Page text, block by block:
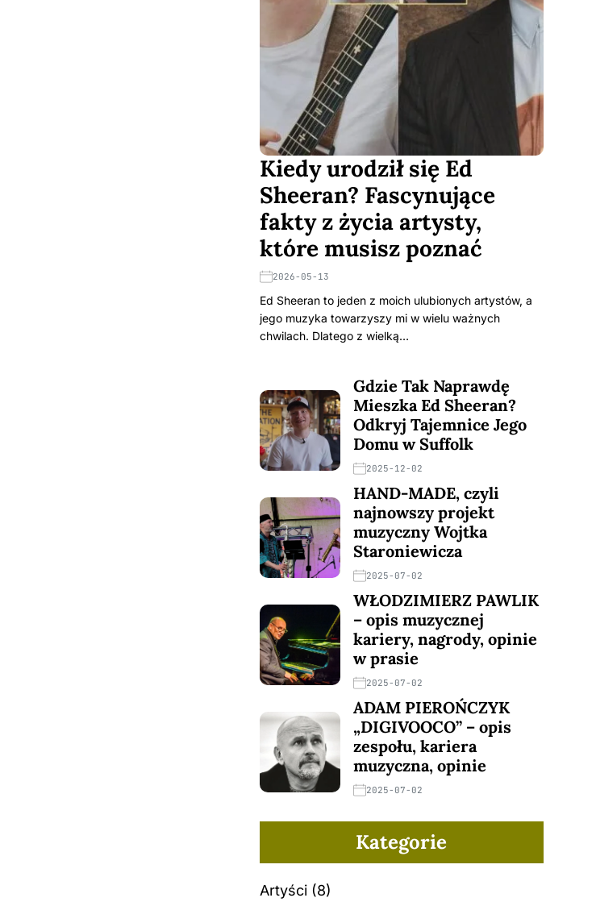
Kiedy urodził się Ed
Sheeran? Fascynujące
fakty z życia artysty,
które musisz poznać
2026-05-13
Ed Sheeran to jeden z moich ulubionych artystów, a
jego muzyka towarzyszy mi w wielu ważnych
chwilach. Dlatego z wielką…
Gdzie Tak Naprawdę
Mieszka Ed Sheeran?
Odkryj Tajemnice Jego
Domu w Suffolk
2025-12-02
HAND-MADE, czyli
najnowszy projekt
muzyczny Wojtka
Staroniewicza
2025-07-02
WŁODZIMIERZ PAWLIK
– opis muzycznej
kariery, nagrody, opinie
w prasie
2025-07-02
ADAM PIEROŃCZYK
„DIGIVOOCO” – opis
zespołu, kariera
muzyczna, opinie
2025-07-02
Kategorie
Artyści(8)